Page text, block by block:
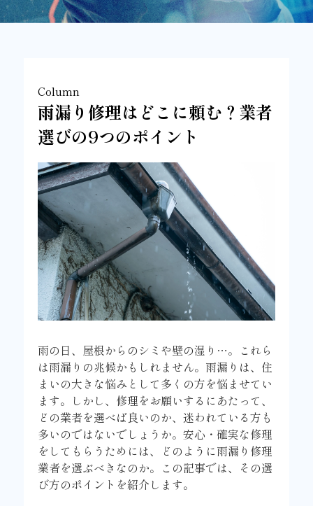
Column
雨漏り修理はどこに頼む？業者
選びの9つのポイント
雨の日、屋根からのシミや壁の湿り…。これら
は雨漏りの兆候かもしれません。雨漏りは、住
まいの大きな悩みとして多くの方を悩ませてい
ます。しかし、修理をお願いするにあたって、
どの業者を選べば良いのか、迷われている方も
多いのではないでしょうか。安心・確実な修理
をしてもらうためには、どのように雨漏り修理
業者を選ぶべきなのか。この記事では、その選
び方のポイントを紹介します。